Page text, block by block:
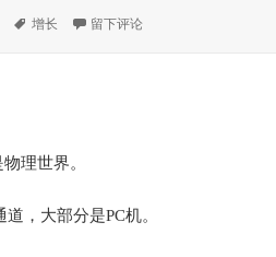
标
增长 于增长二三事
留下评论
理世界。
，大部分是PC机。